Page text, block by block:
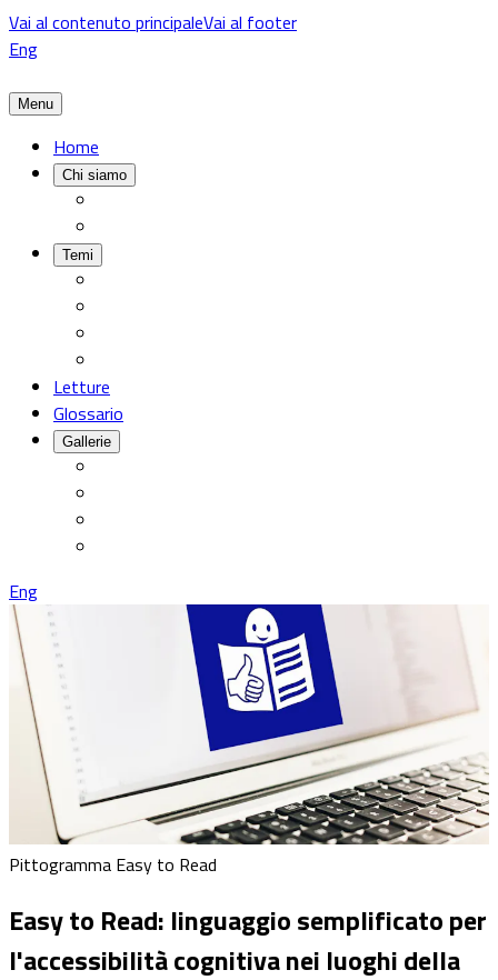
Vai al contenuto principaleVai al footer
Eng
Menu
Home
Chi siamo
Temi
Letture
Glossario
Gallerie
Eng
Pittogramma Easy to Read
Easy to Read: linguaggio semplificato per
l'accessibilità cognitiva nei luoghi della